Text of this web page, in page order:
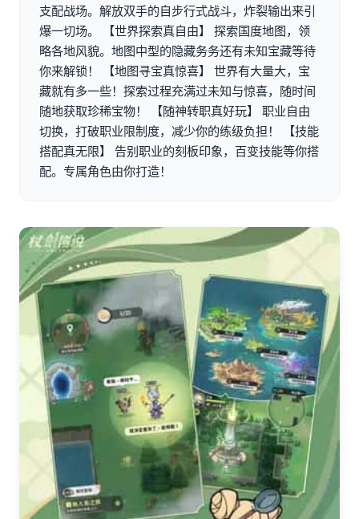
支配战场。解放双手的自步行式战斗，炸裂输出来引
爆一切场。 【世界探索真自由】 探索国度地图，领
略各地风貌。地图中型的隐藏务务还有未知宝藏等待
你来解锁！ 【地图寻宝真惊喜】 世界有大量大，宝
藏就有多一些！探索过程充满过未知与惊喜，随时间
随地获取珍稀宝物！ 【随神转职真好玩】 职业自由
切换，打破职业限制度，减少你的练级负担！ 【技能
搭配真无限】 告别职业的刻板印象，百变技能等你搭
配。专属角色由你打造！